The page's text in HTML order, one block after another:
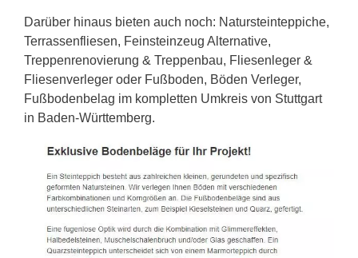
Darüber hinaus bieten auch noch: Natursteinteppiche,
Terrassenfliesen, Feinsteinzeug Alternative,
Treppenrenovierung & Treppenbau, Fliesenleger &
Fliesenverleger oder Fußboden, Böden Verleger,
Fußbodenbelag im kompletten Umkreis von Stuttgart
in Baden-Württemberg.